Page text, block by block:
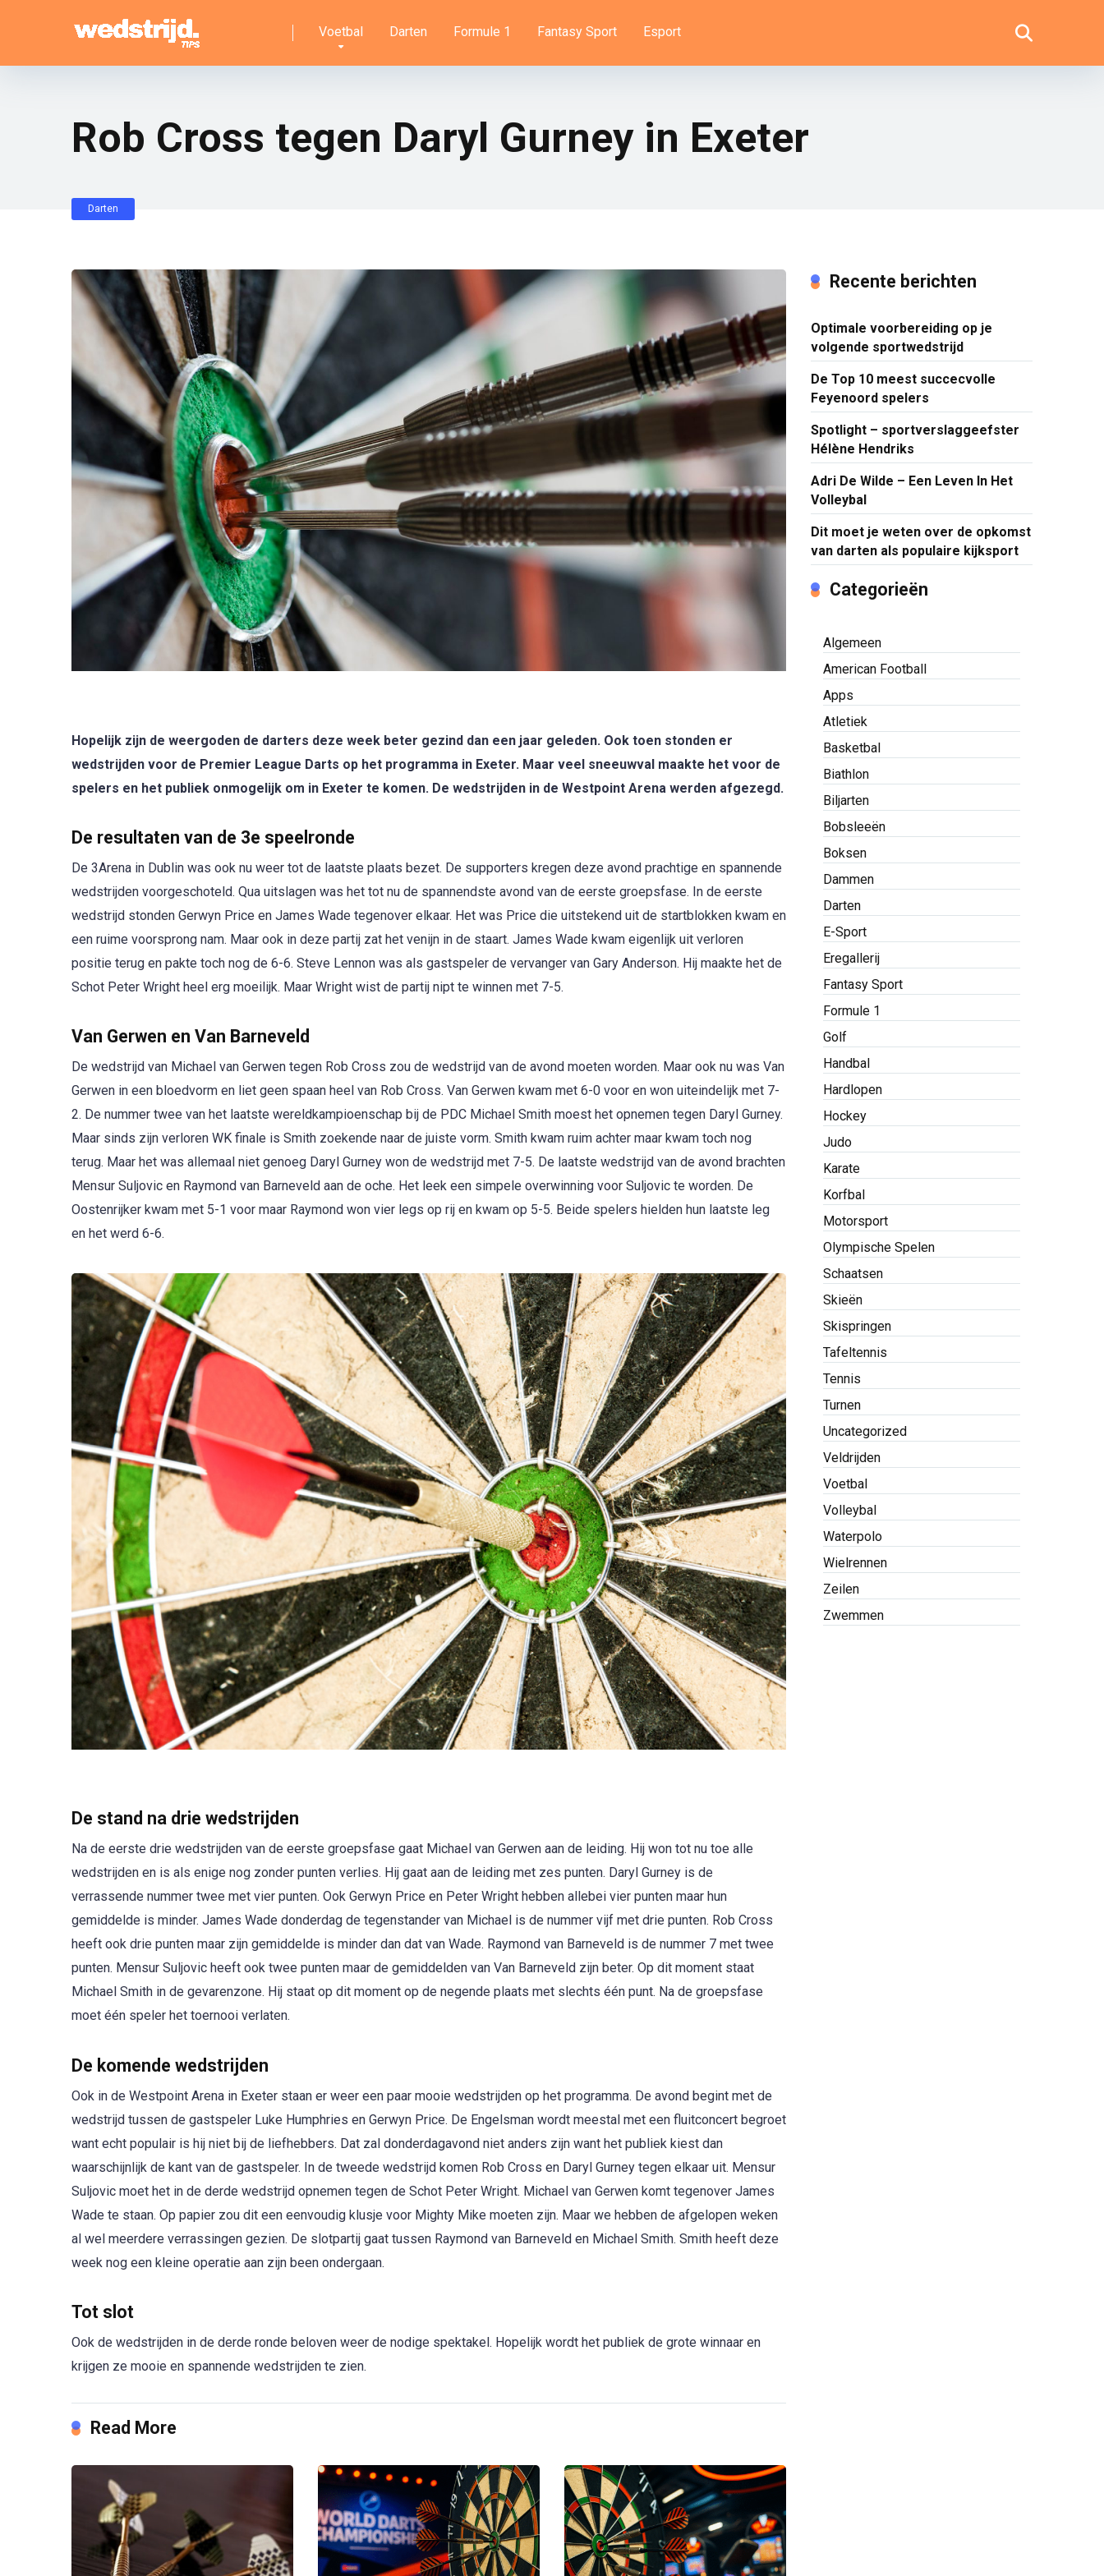
Voetbal Darten Formule 1 Fantasy Sport Esport
Rob Cross tegen Daryl Gurney in Exeter
Darten
Hopelijk zijn de weergoden de darters deze week beter gezind dan een jaar geleden. Ook toen stonden er
wedstrijden voor de Premier League Darts op het programma in Exeter. Maar veel sneeuwval maakte het voor de
spelers en het publiek onmogelijk om in Exeter te komen. De wedstrijden in de Westpoint Arena werden afgezegd.
De resultaten van de 3e speelronde
De 3Arena in Dublin was ook nu weer tot de laatste plaats bezet. De supporters kregen deze avond prachtige en spannende
wedstrijden voorgeschoteld. Qua uitslagen was het tot nu de spannendste avond van de eerste groepsfase. In de eerste
wedstrijd stonden Gerwyn Price en James Wade tegenover elkaar. Het was Price die uitstekend uit de startblokken kwam en
een ruime voorsprong nam. Maar ook in deze partij zat het venijn in de staart. James Wade kwam eigenlijk uit verloren
positie terug en pakte toch nog de 6-6. Steve Lennon was als gastspeler de vervanger van Gary Anderson. Hij maakte het de
Schot Peter Wright heel erg moeilijk. Maar Wright wist de partij nipt te winnen met 7-5.
Van Gerwen en Van Barneveld
De wedstrijd van Michael van Gerwen tegen Rob Cross zou de wedstrijd van de avond moeten worden. Maar ook nu was Van
Gerwen in een bloedvorm en liet geen spaan heel van Rob Cross. Van Gerwen kwam met 6-0 voor en won uiteindelijk met 7-
2. De nummer twee van het laatste wereldkampioenschap bij de PDC Michael Smith moest het opnemen tegen Daryl Gurney.
Maar sinds zijn verloren WK finale is Smith zoekende naar de juiste vorm. Smith kwam ruim achter maar kwam toch nog
terug. Maar het was allemaal niet genoeg Daryl Gurney won de wedstrijd met 7-5. De laatste wedstrijd van de avond brachten
Mensur Suljovic en Raymond van Barneveld aan de oche. Het leek een simpele overwinning voor Suljovic te worden. De
Oostenrijker kwam met 5-1 voor maar Raymond won vier legs op rij en kwam op 5-5. Beide spelers hielden hun laatste leg
en het werd 6-6.
De stand na drie wedstrijden
Na de eerste drie wedstrijden van de eerste groepsfase gaat Michael van Gerwen aan de leiding. Hij won tot nu toe alle
wedstrijden en is als enige nog zonder punten verlies. Hij gaat aan de leiding met zes punten. Daryl Gurney is de
verrassende nummer twee met vier punten. Ook Gerwyn Price en Peter Wright hebben allebei vier punten maar hun
gemiddelde is minder. James Wade donderdag de tegenstander van Michael is de nummer vijf met drie punten. Rob Cross
heeft ook drie punten maar zijn gemiddelde is minder dan dat van Wade. Raymond van Barneveld is de nummer 7 met twee
punten. Mensur Suljovic heeft ook twee punten maar de gemiddelden van Van Barneveld zijn beter. Op dit moment staat
Michael Smith in de gevarenzone. Hij staat op dit moment op de negende plaats met slechts één punt. Na de groepsfase
moet één speler het toernooi verlaten.
De komende wedstrijden
Ook in de Westpoint Arena in Exeter staan er weer een paar mooie wedstrijden op het programma. De avond begint met de
wedstrijd tussen de gastspeler Luke Humphries en Gerwyn Price. De Engelsman wordt meestal met een fluitconcert begroet
want echt populair is hij niet bij de liefhebbers. Dat zal donderdagavond niet anders zijn want het publiek kiest dan
waarschijnlijk de kant van de gastspeler. In de tweede wedstrijd komen Rob Cross en Daryl Gurney tegen elkaar uit. Mensur
Suljovic moet het in de derde wedstrijd opnemen tegen de Schot Peter Wright. Michael van Gerwen komt tegenover James
Wade te staan. Op papier zou dit een eenvoudig klusje voor Mighty Mike moeten zijn. Maar we hebben de afgelopen weken
al wel meerdere verrassingen gezien. De slotpartij gaat tussen Raymond van Barneveld en Michael Smith. Smith heeft deze
week nog een kleine operatie aan zijn been ondergaan.
Tot slot
Ook de wedstrijden in de derde ronde beloven weer de nodige spektakel. Hopelijk wordt het publiek de grote winnaar en
krijgen ze mooie en spannende wedstrijden te zien.
Read More
Recente berichten
Optimale voorbereiding op je
volgende sportwedstrijd
De Top 10 meest succecvolle
Feyenoord spelers
Spotlight – sportverslaggeefster
Hélène Hendriks
Adri De Wilde – Een Leven In Het
Volleybal
Dit moet je weten over de opkomst
van darten als populaire kijksport
Categorieën
Algemeen
American Football
Apps
Atletiek
Basketbal
Biathlon
Biljarten
Bobsleeën
Boksen
Dammen
Darten
E-Sport
Eregallerij
Fantasy Sport
Formule 1
Golf
Handbal
Hardlopen
Hockey
Judo
Karate
Korfbal
Motorsport
Olympische Spelen
Schaatsen
Skieën
Skispringen
Tafeltennis
Tennis
Turnen
Uncategorized
Veldrijden
Voetbal
Volleybal
Waterpolo
Wielrennen
Zeilen
Zwemmen